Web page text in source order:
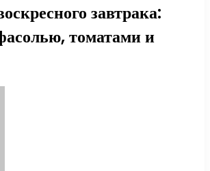
завтрака:
томатами и